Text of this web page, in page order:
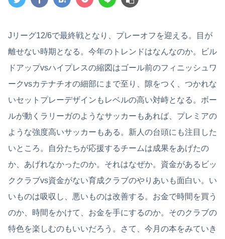
Jリーグ12/6で最終戦となり、プレーオフを迎える。目が
離せない時期となる。今年のトレンドはなんなのか。ビル
ドアップvsハイプレスの縮図はゴール前のフィニッシュワ
ークvsカテナチオの細部にまで至り、隙をつく、つかれな
いセットプレーデザインもレベルの高い対峙となる。ボー
ルが動くラリーガのようなサッカーもあれば、プレミアの
ような強度高いサッカーもある。新人の台頭にも注目した
いところ。自分たちが応援するチームは成果をあげたの
か、あげれなかったのか。それはなぜか。資金があるビッ
ククラブvs資金がない育成クラブのやりあいも面白い。い
いものは吸収し、悪いものは改善する。お金で時間を買う
のか、時間をかけて、お金を手にするのか。そのクラブの
特色を楽しむのもいいだろう。さて、今月の本をみていき